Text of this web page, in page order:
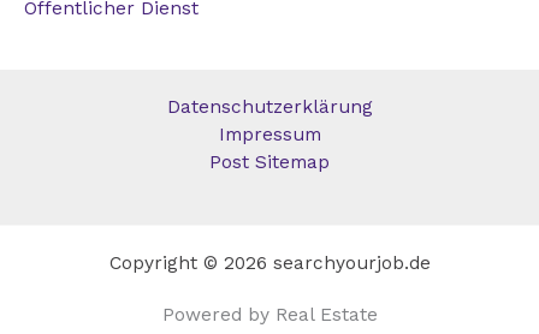
Öffentlicher Dienst
Datenschutzerklärung
Impressum
Post Sitemap
Copyright © 2026 searchyourjob.de
Powered by Real Estate